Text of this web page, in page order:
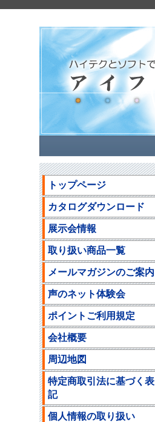
トップページ
カタログダウンロード
展示会情報
取り扱い商品一覧
メールマガジンのご案内
声のネット体験会
ポイントご利用規定
会社概要
周辺地図
特定商取引法に基づく表
記
個人情報の取り扱い